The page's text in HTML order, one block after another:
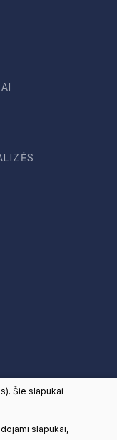
Šie slapukai
slapukai,